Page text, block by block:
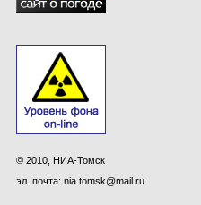
© 2010, НИА-Томск
эл. почта: nia.tomsk@mail.ru